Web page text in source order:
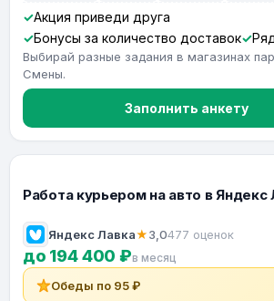
Акция приведи друга
Бонусы за количество доставок
Выбирай разные задания в магазинах
Смены.
Заполнить анкету
Работа курьером на авто в Яндекс
Яндекс Лавка★3,0477 оценок
до 194 400 ₽в месяц
Обеды по 95 ₽